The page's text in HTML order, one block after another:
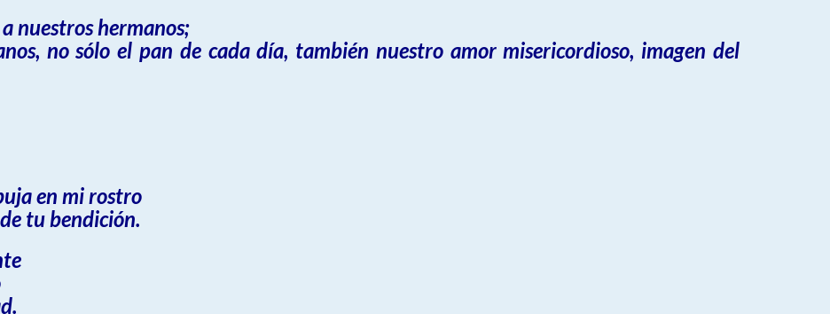
nuestros hermanos;
no sólo el pan de cada día, también nuestro amor misericordioso, imagen del
en mi rostro
tu bendición.